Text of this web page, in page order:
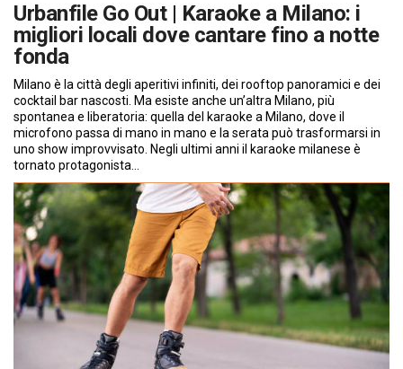
Urbanfile Go Out | Karaoke a Milano: i
migliori locali dove cantare fino a notte
fonda
Milano è la città degli aperitivi infiniti, dei rooftop panoramici e dei
cocktail bar nascosti. Ma esiste anche un’altra Milano, più
spontanea e liberatoria: quella del karaoke a Milano, dove il
microfono passa di mano in mano e la serata può trasformarsi in
uno show improvvisato. Negli ultimi anni il karaoke milanese è
tornato protagonista…